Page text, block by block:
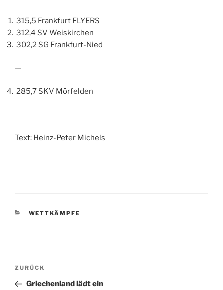
315,5 Frankfurt FLYERS
312,4 SV Weiskirchen
302,2 SG Frankfurt-Nied
—
285,7 SKV Mörfelden
Text: Heinz-Peter Michels
KATEGORIEN
WETTKÄMPFE
Beitragsnavigation
Vorheriger
Beitrag
ZURÜCK
Griechenland lädt ein